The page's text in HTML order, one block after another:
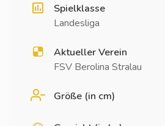
Spielklasse
Landesliga
Aktueller Verein
FSV Berolina Stralau
Größe (in cm)